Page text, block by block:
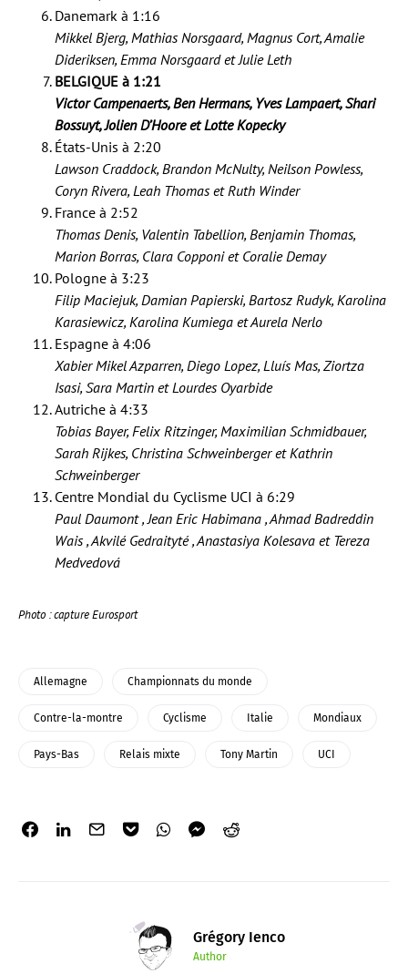
Danemark à 1:16
Mikkel Bjerg, Mathias Norsgaard, Magnus Cort, Amalie
Dideriksen, Emma Norsgaard et Julie Leth
BELGIQUE à 1:21
Victor Campenaerts, Ben Hermans, Yves Lampaert, Shari
Bossuyt, Jolien D’Hoore et Lotte Kopecky
États-Unis à 2:20
Lawson Craddock, Brandon McNulty, Neilson Powless,
Coryn Rivera, Leah Thomas et Ruth Winder
France à 2:52
Thomas Denis, Valentin Tabellion, Benjamin Thomas,
Marion Borras, Clara Copponi et Coralie Demay
Pologne à 3:23
Filip Maciejuk, Damian Papierski, Bartosz Rudyk, Karolina
Karasiewicz, Karolina Kumiega et Aurela Nerlo
Espagne à 4:06
Xabier Mikel Azparren, Diego Lopez, Lluís Mas, Ziortza
Isasi, Sara Martin et Lourdes Oyarbide
Autriche à 4:33
Tobias Bayer, Felix Ritzinger, Maximilian Schmidbauer,
Sarah Rijkes, Christina Schweinberger et Kathrin
Schweinberger
Centre Mondial du Cyclisme UCI à 6:29
Paul Daumont , Jean Eric Habimana , Ahmad Badreddin
Wais , Akvilé Gedraityté , Anastasiya Kolesava et Tereza
Medvedová
Photo : capture Eurosport
Allemagne Championnats du monde
Contre-la-montre Cyclisme Italie Mondiaux
Pays-Bas Relais mixte Tony Martin UCI
Grégory Ienco
Author